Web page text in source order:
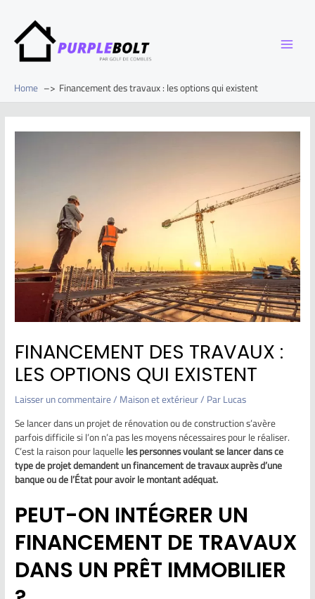
Home Financement des travaux : les options qui existent
FINANCEMENT DES TRAVAUX :
LES OPTIONS QUI EXISTENT
Laisser un commentaire/Maison et extérieur/ ParLucas
Se lancer dans un projet de rénovation ou de construction s’avère
parfois difficile si l’on n’a pas les moyens nécessaires pour le réaliser.
C’est la raison pour laquelleles personnes voulant se lancer dans ce
type de projet demandent un financement de travaux auprès d’une
banque ou de l’État pour avoir le montant adéquat.
PEUT-ON INTÉGRER UN
FINANCEMENT DE TRAVAUX
DANS UN PRÊT IMMOBILIER